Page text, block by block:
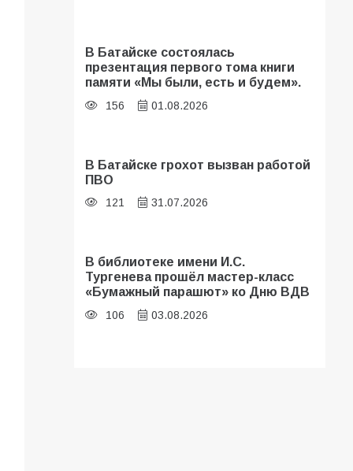
В Батайске состоялась
презентация первого тома книги
памяти «Мы были, есть и будем».
156 01.08.2026
В Батайске грохот вызван работой
ПВО
121 31.07.2026
В библиотеке имени И.С.
Тургенева прошёл мастер-класс
«Бумажный парашют» ко Дню ВДВ
106 03.08.2026